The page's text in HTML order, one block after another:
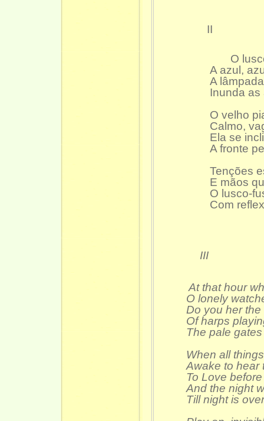
II
O
A azul,
A
Inunda as
O velho
Calmo,
Ela se
A fronte
Tenções
E mãos
O lusco-
Com
III
At that hour
O lonely
Do you her
Of harps
The pale
When all
Awake to hear
To Love
And the night
Till night is